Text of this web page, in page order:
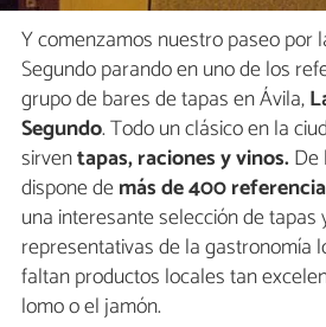
Y comenzamos nuestro paseo por
Segundo parando en uno de los
grupo de bares de tapas en Ávila,
Segundo. Todo un clásico en la
sirventapas, raciones y vinos.De
dispone demás de 400
una interesante selección de tapas
representativas de la gastronomía
faltan productos locales tan
lomo o el jamón.